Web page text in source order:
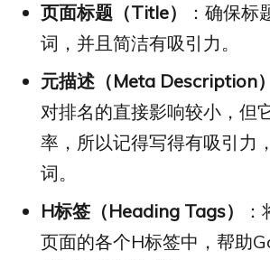
页面标题（Title）
：确保标
词，并且简洁有吸引力。
元描述（Meta Description）
对排名的直接影响较小，但
率，所以记得写得有吸引力
词。
H标签（Heading Tags）
页面的各个H标签中，帮助